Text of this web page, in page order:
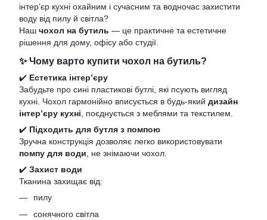
інтер’єр кухні охайним і сучасним та водночас захистити
воду від пилу й світла?
Наш чохол на бутиль — це практичне та естетичне
рішення для дому, офісу або студії.
✨ Чому варто купити чохол на бутиль?
✔️ Естетика інтер’єру
Забудьте про сині пластикові бутлі, які псують вигляд
кухні. Чохол гармонійно вписується в будь-який дизайн
інтер’єру кухні , поєднується з меблями та текстилем.
✔️ Підходить для бутля з помпою
Зручна конструкція дозволяє легко використовувати
помпу для води , не знімаючи чохол.
✔️ Захист води
Тканина захищає від:
пилу
сонячного світла